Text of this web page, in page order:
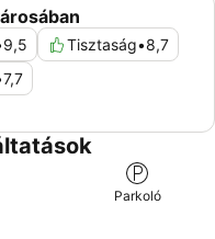
9,5 Tisztaság•8,7
7,7
Parkoló